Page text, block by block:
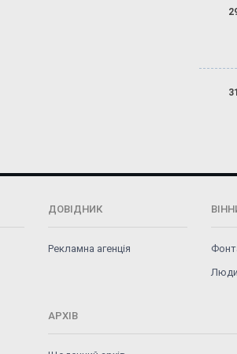
ДОВІДНИК
Рекламна агенція
Люди
АРХІВ